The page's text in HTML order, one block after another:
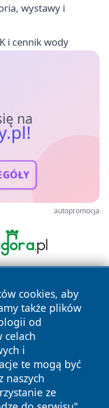
wystawy i
i cennik wody
na
autopromocja
cookies, aby
także plików
od
celach
i
te mogą być
naszych
ze
prawa zastrzeżone.
Polityka